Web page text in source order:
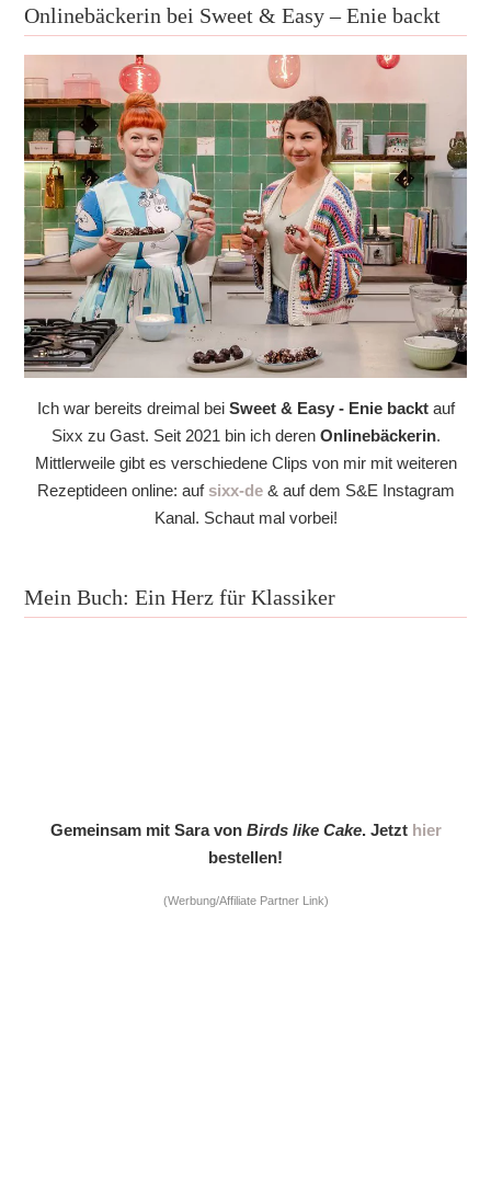
Onlinebäckerin bei Sweet & Easy – Enie backt
Ich war bereits dreimal bei Sweet & Easy - Enie backtauf
Sixx zu Gast. Seit 2021 bin ich deren Onlinebäckerin.
Mittlerweile gibt es verschiedene Clips von mir mit weiteren
Rezeptideen online: auf sixx-de& auf dem S&E Instagram
Kanal. Schaut mal vorbei!
Mein Buch: Ein Herz für Klassiker
Gemeinsam mit Sara von Birds like Cake. Jetzt hier
bestellen!
(Werbung/Affiliate Partner Link)